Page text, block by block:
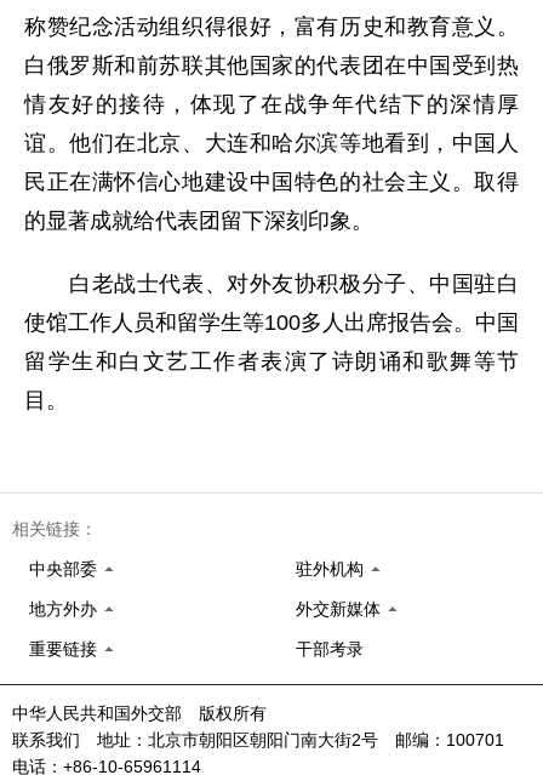
称赞纪念活动组织得很好，富有历史和教育意义。
白俄罗斯和前苏联其他国家的代表团在中国受到热
情友好的接待，体现了在战争年代结下的深情厚
谊。他们在北京、大连和哈尔滨等地看到，中国人
民正在满怀信心地建设中国特色的社会主义。取得
的显著成就给代表团留下深刻印象。
白老战士代表、对外友协积极分子、中国驻白
使馆工作人员和留学生等100多人出席报告会。中国
留学生和白文艺工作者表演了诗朗诵和歌舞等节
目。
相关链接：
中央部委 驻外机构
地方外办 外交新媒体
重要链接 干部考录
中华人民共和国外交部 版权所有
联系我们 地址：北京市朝阳区朝阳门南大街2号 邮编：100701
电话：+86-10-65961114